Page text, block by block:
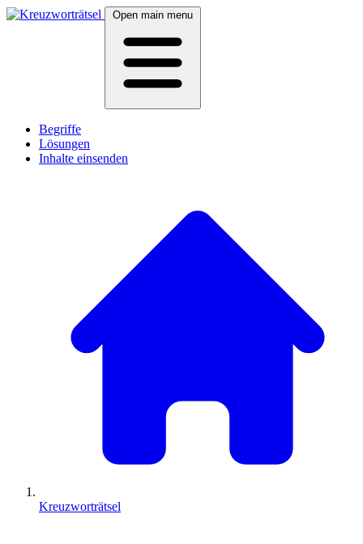
Open main menu
Begriffe
Lösungen
Inhalte einsenden
Kreuzworträtsel